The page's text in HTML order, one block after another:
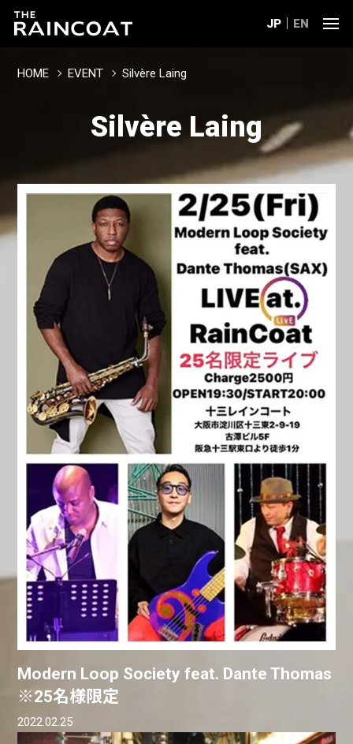
JP EN
HOME EVENT Silvère Laing
Silvère Laing
Modern Loop Society feat. Dante Thomas
※25名様限定
2022.02.25